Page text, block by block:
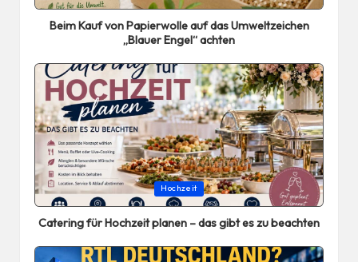
in
Beim Kauf von Papierwolle auf das Umweltzeichen
„Blauer Engel“ achten
Posted
in
Hochzeit
Catering für Hochzeit planen – das gibt es zu beachten